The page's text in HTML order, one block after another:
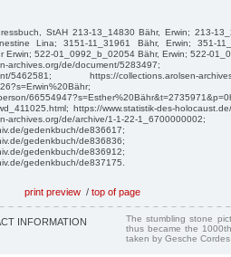
StAH 213-13_14830 Bähr, Erwin; 213-
Lina; 3151-11_31961 Bähr, Erwin; 351-
Erwin; 522-01_0992_b_02054 Bähr, Erwin; 522-
archives.org/de/document/5283497;
5462581; https://collections.arolsen-
016-426?s=Erwin%20Bähr; https://
https://www.statistik-des-
archives.org/de/archive/1-1-22-1_6700000002;
gedenkbuch/de836617;
gedenkbuch/de836836;
gedenkbuch/de836912;
gedenkbuch/de837175.
print preview / top of page
INFORMATION
The stumbling stone
thus became the
taken by Gesche